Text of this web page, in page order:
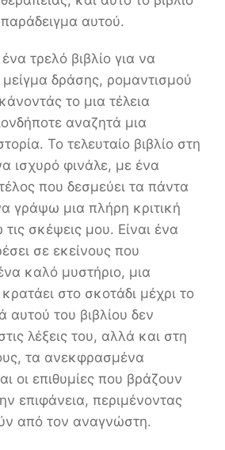
παράδειγμα αυτού.
τρελό βιβλίο για να
μείγμα δράσης, ρομαντισμού
το μια τέλεια
αναζητά μια
Το τελευταίο βιβλίο στη
ισχυρό φινάλε, με ένα
που δεσμεύει τα πάντα
γράψω μια πλήρη κριτική
σκέψεις μου. Είναι ένα
σε εκείνους που
καλό μυστήριο, μια
στο σκοτάδι μέχρι το
αυτού του βιβλίου δεν
λέξεις του, αλλά και στη
τα ανεκφρασμένα
οι επιθυμίες που βράζουν
επιφάνεια, περιμένοντας
από τον αναγνώστη.